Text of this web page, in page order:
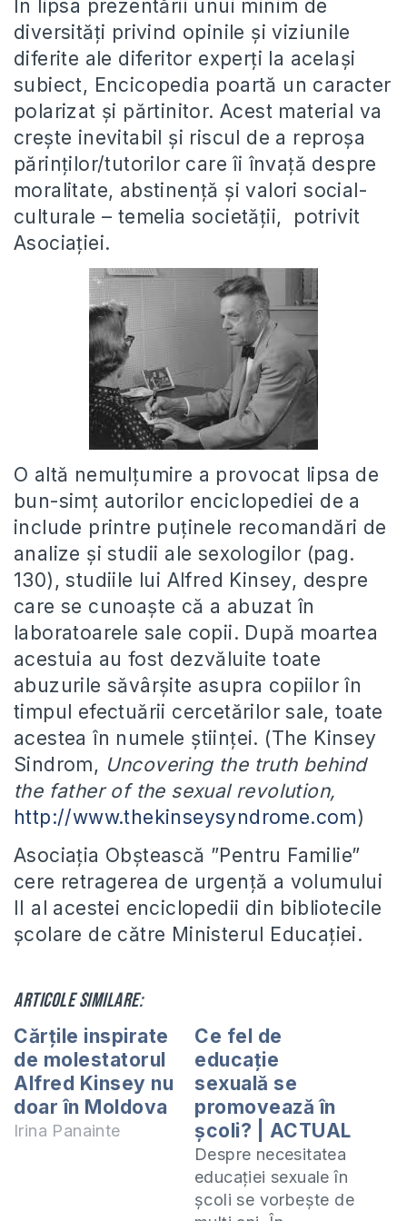
În lipsa prezentării unui minim de
diversități privind opinile și viziunile
diferite ale diferitor experți la același
subiect, Encicopedia poartă un caracter
polarizat și părtinitor. Acest material va
crește inevitabil și riscul de a reproșa
părinților/tutorilor care îi învață despre
moralitate, abstinență și valori social-
culturale – temelia societății, potrivit
Asociației.
O altă nemulțumire a provocat lipsa de
bun-simț autorilor enciclopediei de a
include printre puținele recomandări de
analize și studii ale sexologilor (pag.
130), studiile lui Alfred Kinsey, despre
care se cunoaște că a abuzat în
laboratoarele sale copii. După moartea
acestuia au fost dezvăluite toate
abuzurile săvârșite asupra copiilor în
timpul efectuării cercetărilor sale, toate
acestea în numele științei. (The Kinsey
Sindrom, Uncovering the truth behind
the father of the sexual revolution,
http://www.thekinseysyndrome.com)
Asociația Obștească ”Pentru Familie”
cere retragerea de urgență a volumului
II al acestei enciclopedii din bibliotecile
școlare de către Ministerul Educației.
Articole similare:
Cărțile inspirate
de molestatorul
Alfred Kinsey nu
doar în Moldova
Irina Panainte
Ce fel de
educație
sexuală se
promovează în
școli? | ACTUAL
Despre necesitatea
educației sexuale în
școli se vorbește de